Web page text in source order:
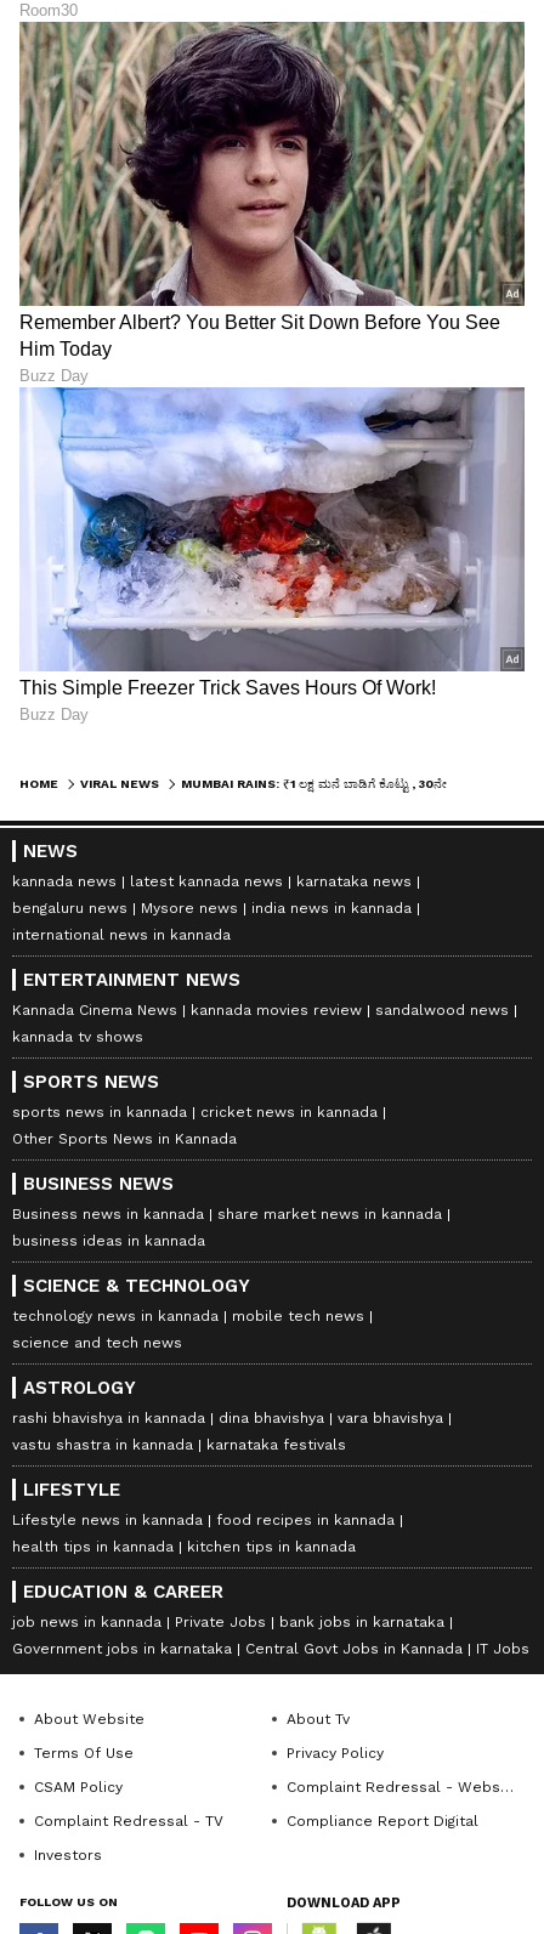
HOME VIRAL NEWS
NEWS
kannada news latest kannada news
karnataka news
bengaluru news
Mysore news
india news in kannada
international news in kannada
ENTERTAINMENT NEWS
Kannada Cinema News kannada movies review
sandalwood news
kannada tv shows
SPORTS NEWS
sports news in kannada
cricket news in kannada
Other Sports News in Kannada
BUSINESS NEWS
Business news in kannada
share market news in kannada
business ideas in kannada
SCIENCE & TECHNOLOGY
technology news in kannada
mobile tech news
science and tech news
ASTROLOGY
rashi bhavishya in kannada dina bhavishya
vara bhavishya
vastu shastra in kannada
karnataka festivals
LIFESTYLE
Lifestyle news in kannada
food recipes in kannada
health tips in kannada
kitchen tips in kannada
EDUCATION & CAREER
job news in kannada Private Jobs
bank jobs in karnataka
Government jobs in karnataka
Central Govt Jobs in Kannada IT Jobs
About Website
About Tv
Terms Of Use
Privacy Policy
CSAM Policy
Complaint Redressal - Website
Complaint Redressal - TV
Compliance Report Digital
Investors
FOLLOW US ON DOWNLOAD APP